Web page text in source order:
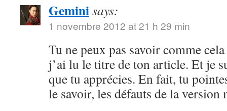
Geminisays:
1 novembre 2012 at 21 h 29 min
Tu ne peux pas savoir comme
j’ai lu le titre de ton article. Et je
que tu apprécies. En fait, tu
le savoir, les défauts de la